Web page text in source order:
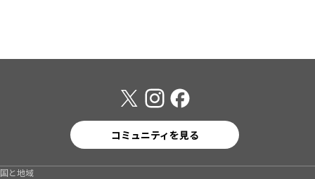
コミュニティを見る
国と地域